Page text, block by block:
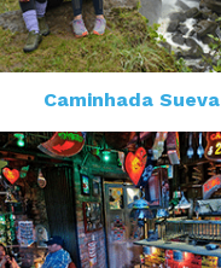
Caminhada Sueva